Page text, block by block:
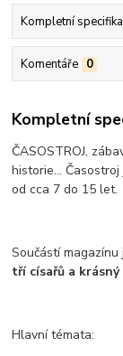
Kompletní
Komentáře 0
Kompletní
ČASOSTROJ,
historie...
od cca 7 do 15 let.
Součástí
tří císařů a
Hlavní témata: